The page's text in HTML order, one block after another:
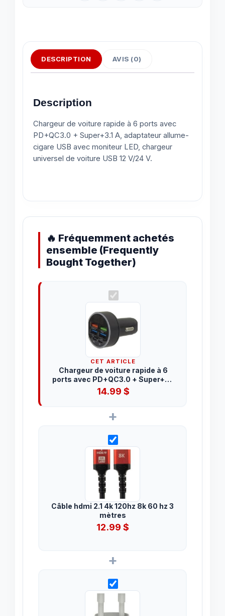
universel
de
voiture
V/24
accessoires
voiture
DESCRIPTION AVIS (0)
Description
Chargeur de voiture rapide à 6 ports avec
PD+QC3.0 + Super+3.1 A, adaptateur allume-
cigare USB avec moniteur LED, chargeur
universel de voiture USB 12 V/24 V.
🔥 Fréquemment achetés
ensemble (Frequently
Bought Together)
CET ARTICLE
Chargeur de voiture rapide à 6
ports avec PD+QC3.0 + Super+3.1
A, adaptateur allume-cigare USB
avec moniteur LED, chargeur
accessoires de voiture multi-
14.99 $
+
Câble hdmi 2.1 4k 120hz 8k 60 hz 3
mètres
12.99 $
+